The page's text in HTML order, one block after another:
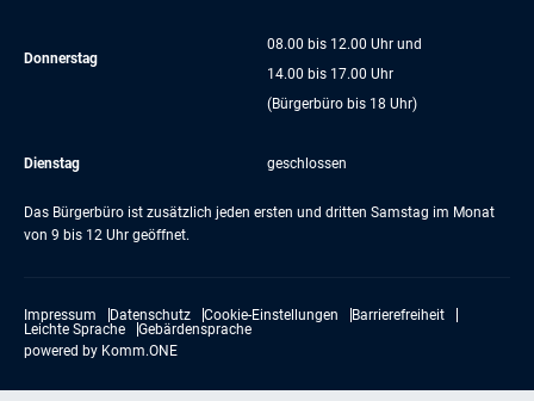
Donnerstag
08.00 bis 12.00 Uhr und
14.00 bis 17.00 Uhr
(Bürgerbüro bis 18 Uhr)
Dienstag geschlossen
Das Bürgerbüro ist zusätzlich jeden ersten und dritten Samstag im Monat
von 9 bis 12 Uhr geöffnet.
Impressum Datenschutz Cookie-Einstellungen
Barrierefreiheit
Leichte Sprache
Gebärdensprache
powered by Komm.ONE